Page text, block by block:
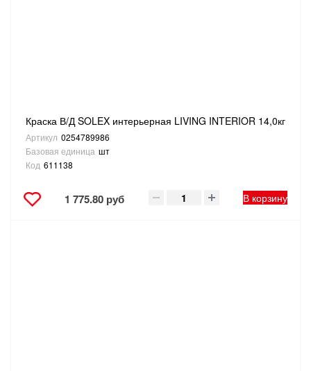
Краска В/Д SOLEX интерьерная LIVING INTERIOR 14,0кг
Артикул 0254789986
Базовая единица шт
Код 611138
1 775.80 руб В корзину